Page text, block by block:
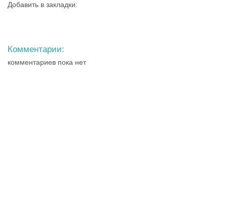
Добавить в закладки:
Комментарии:
комментариев пока нет